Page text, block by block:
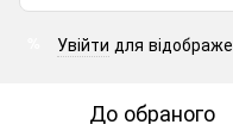
Увійти для
До обраного